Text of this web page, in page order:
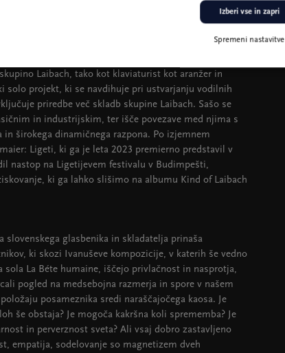
v Ljubljani je Vollmaier deloval v žanrsko različnih
Laibach, tako kot klaviaturist kot aranžer in
solo projekt, ki se navdihuje pri ustvarjanju vodilnih
priredbe več skladb skupine Laibach. Sašo se
in industrijskim, ter išče povezave med njima s
širokega dinamičnega razpona. Po izjemnem
Ligeti, ki ga je leta 2023 premierno predstavil v
nastop na Ligetijevem festivalu v Budimpešti,
ki ga lahko slišimo na albumu Kind of Laibach
slovenskega glasbenika in skladatelja prinaša
ki skozi Ivanuševe kompozicije, v katerih še vedno
sola La Béte humaine, iščejo privlačnost in nasprotja,
pogled na medsebojna razmerja in spore v našem
posameznika sredi naraščajočega kaosa. Je
še obstaja? Je mogoča kakršna koli sprememba? Je
in perverznost sveta? Ali vsaj dobro zastavljeno
empatija, sodelovanje so magnetizem dveh
Spremeni nastavitve
Izberi vse in zapri